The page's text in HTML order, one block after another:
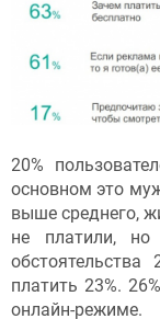
20%
основном это
выше среднего,
не платили, но
платить 23%.
онлайн-режиме.